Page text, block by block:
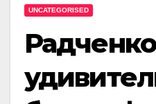
UNCATEGORISED